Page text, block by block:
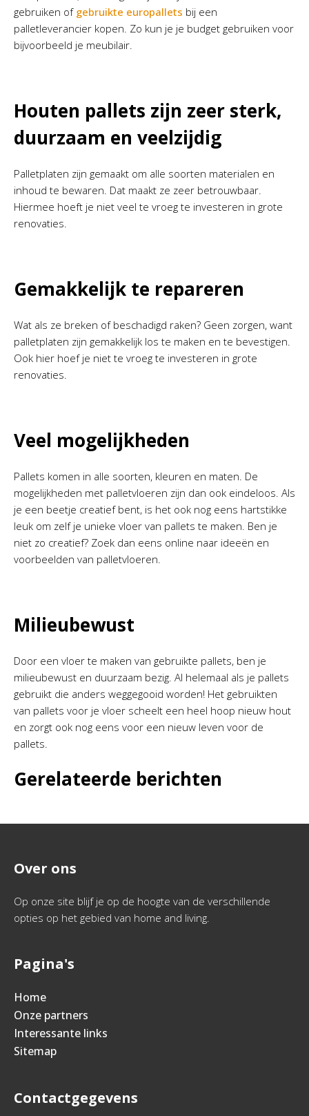
gebruiken of gebruikte europallets bij een
palletleverancier kopen. Zo kun je je budget gebruiken voor
bijvoorbeeld je meubilair.
Houten pallets zijn zeer sterk,
duurzaam en veelzijdig
Palletplaten zijn gemaakt om alle soorten materialen en
inhoud te bewaren. Dat maakt ze zeer betrouwbaar.
Hiermee hoeft je niet veel te vroeg te investeren in grote
renovaties.
Gemakkelijk te repareren
Wat als ze breken of beschadigd raken? Geen zorgen, want
palletplaten zijn gemakkelijk los te maken en te bevestigen.
Ook hier hoef je niet te vroeg te investeren in grote
renovaties.
Veel mogelijkheden
Pallets komen in alle soorten, kleuren en maten. De
mogelijkheden met palletvloeren zijn dan ook eindeloos. Als
je een beetje creatief bent, is het ook nog eens hartstikke
leuk om zelf je unieke vloer van pallets te maken. Ben je
niet zo creatief? Zoek dan eens online naar ideeën en
voorbeelden van palletvloeren.
Milieubewust
Door een vloer te maken van gebruikte pallets, ben je
milieubewust en duurzaam bezig. Al helemaal als je pallets
gebruikt die anders weggegooid worden! Het gebruikten
van pallets voor je vloer scheelt een heel hoop nieuw hout
en zorgt ook nog eens voor een nieuw leven voor de
pallets.
Gerelateerde berichten
Over ons
Op onze site blijf je op de hoogte van de verschillende
opties op het gebied van home and living.
Pagina's
Home
Onze partners
Interessante links
Sitemap
Contactgegevens